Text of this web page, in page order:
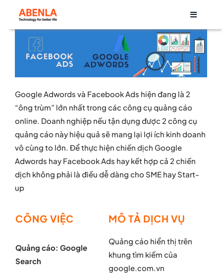
content
Toggle
Về chúng tôi
Life at Abenla
Cơ hội nghề nghiệp
Tin tức
Google Adwords và Facebook Ads hiện đang là 2
“ông trùm” lớn nhất trong các công cụ quảng cáo
online. Doanh nghiệp nếu tận dụng được 2 công cụ
quảng cáo này hiệu quả sẽ mang lại lợi ích kinh doanh
vô cùng to lớn. Để thực hiện chiến dịch Google
Adwords hay Facebook Ads hay kết hợp cả 2 chiến
dịch không phải là điều dễ dàng cho SME hay Start-
up
CÔNG VIỆC MÔ TẢ DỊCH VỤ
Quảng cáo: Google
Search
Quảng cáo hiển thị trên
khung tìm kiếm của
google.com.vn